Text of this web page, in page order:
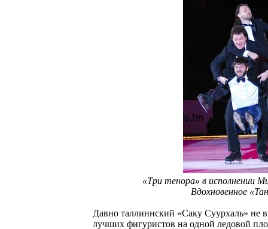
«Три тенора» в исполнении
Вдохновенное
Давно таллиннский «Саку Суурхаль» не
лучших фигуристов на одной ледовой